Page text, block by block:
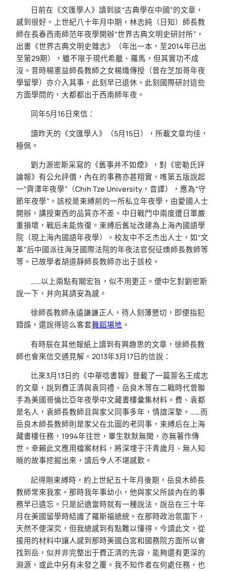
日前在《文匯學人》讀到談“古典學在中國”的文章，
感到很好。上世紀八十年月中期，林志純（日知）師長教
師在長春西南師范年夜學開辦“世界古典文明史研討所”，
出書《世界古典文明史雜志》（年出一本，至2014年已出
至第29期），雖不限于現代希臘、羅馬，但其實功不成
沒。昔時楊憲益師長教師之女楊熾傳授（曾在芝加哥年夜
學留學）亦介入其事，此刻早已退休。此刻國際研討這些
方面學問的，大都都出于西南師年夜。
同年5月16日來信：
讀昨天的《文匯學人》（5月15日），所載文章均佳，
極佩。
劉力源密斯采寫的《舊事并不如煙》，對《密勒氏評
論報》有公允評價，內在的事務亦甚翔實，唯第五版說起
一“齊澤年夜學”（Chih Tze University，音譯），應為“守
節年夜學”。該校是束縛前的一所私立年夜學，由愛國人士
開辦，講授東西的品質亦不差。中日戰鬥中兩度遭日軍嚴
重損壞，戰后未能恢復。束縛后舊址改建為上海內國語學
院（現上海內國語年夜學）。校友中不乏杰出人士，如“文
革”后中國派往海牙國際法院的年夜法官倪征燠師長教師等
等。已故學者胡道靜師長教師亦出于該校。
……以上兩點有關宏旨，似不用更正。便中乞對劉密斯
說一下，并向其請安為感。
徐師長教師永遠謙謙正人，待人刻薄懇切，即便指犯
錯誤，還說得這么客套舞蹈場地 。
有時辰在其他報紙上讀到有興趣思的文章，徐師長教
師也會來信交通見解。2013年3月17日的信說：
比來3月13日的《中華唸書報》登載了一篇簽名王成志
的文章，說到費正清與袁同禮、岳良木等在二戰時代曾聯
手為美國哥倫比亞年夜學中文藏書樓彙集材料。費、袁都
是名人，袁師長教師且與家父同事多年，情誼深摯。……而
岳良木師長教師則是家父在北圖的老同事，束縛后在上海
藏書樓任務，1994年往世，畢生默默無聞，亦無著作傳
世。幸賴此文應用檔案材料，將深埋于汗青歲月、無人知
曉的故事挖掘出來，讀后令人不堪感歎。
記得剛束縛時，約上世紀五十年月後期，岳良木師長
教師常來我家。那時我年事幼小，他與家父所談內在的事
務早已遺忘。只是記適當時就有一種說法，說岳在三十年
月在美國留學時結識了羅斯福總統。在那時政治氛圍下，
天然不便深究，但我總感到有點難以懂得。今讀此文，從
援用的材料中讓人感到那時美國白宮和國務院方面所以會
找到岳，似并非完整出于費正清的先容，能夠還有更深的
淵源，或此中另有未發之覆。我不知作者在何處任務，也